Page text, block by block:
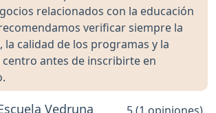
relacionados con la educación
verificar siempre la
la calidad de los programas y la
centro antes de inscribirte en
Vedruna